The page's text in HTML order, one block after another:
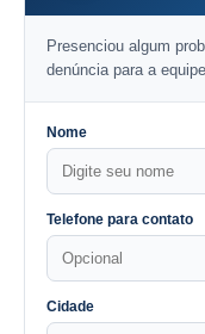
Presenciou algum
denúncia para a
Nome
Telefone para contato
Cidade